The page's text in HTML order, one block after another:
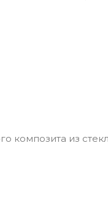
композита из